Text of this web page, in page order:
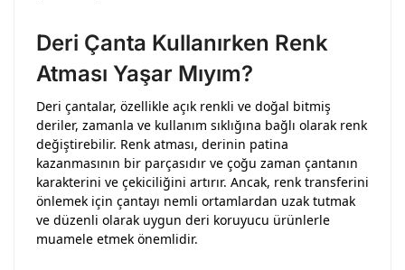
Deri Çanta Kullanırken Renk
Atması Yaşar Mıyım?
Deri çantalar, özellikle açık renkli ve doğal bitmiş
deriler, zamanla ve kullanım sıklığına bağlı olarak renk
değiştirebilir. Renk atması, derinin patina
kazanmasının bir parçasıdır ve çoğu zaman çantanın
karakterini ve çekiciliğini artırır. Ancak, renk transferini
önlemek için çantayı nemli ortamlardan uzak tutmak
ve düzenli olarak uygun deri koruyucu ürünlerle
muamele etmek önemlidir.